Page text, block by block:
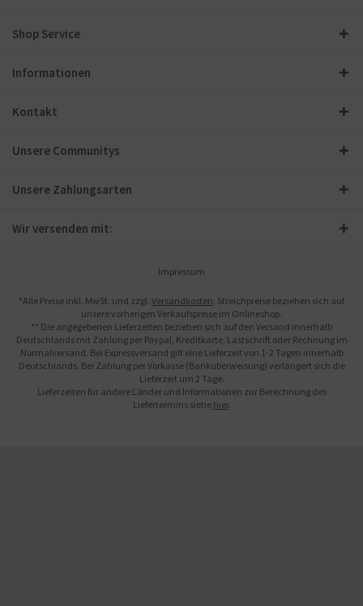
Shop Service
Informationen
Kontakt
Unsere Communitys
Unsere Zahlungsarten
Wir versenden mit:
Impressum
*Alle Preise inkl. MwSt. und zzgl. Versandkosten. Streichpreise beziehen sich auf
unsere vorherigen Verkaufspreise im Onlineshop.
** Die angegebenen Lieferzeiten beziehen sich auf den Versand innerhalb
Deutschlands mit Zahlung per Paypal, Kreditkarte, Lastschrift oder Rechnung im
Normalversand. Bei Expressversand gilt eine Lieferzeit von 1-2 Tagen innerhalb
Deutschlands. Bei Zahlung per Vorkasse (Banküberweisung) verlängert sich die
Lieferzeit um 2 Tage.
Lieferzeiten für andere Länder und Informationen zur Berechnung des
Liefertermins siehe hier.